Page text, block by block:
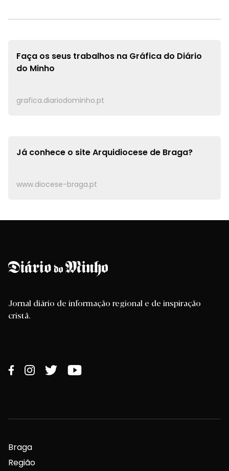
Faça os seus trabalhos na Gráfica do Diário
do Minho
grafica.diariodominho.pt
Já conhece o siteArquidiocese de Braga?
www.diocese-braga.pt
Jornal diário de informação regional e de inspiração
cristã.
Braga
Região